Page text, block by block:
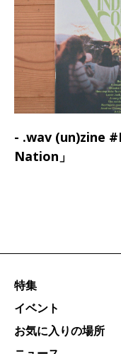
- .wav (un)zine
Nation」
特集
イベント
お気に入りの場所